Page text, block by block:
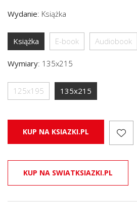
Wydanie: Książka
Książka E-book Audiobook
Wymiary: 135x215
125x195 135x215
KUP NA KSIAZKI.PL
KUP NA SWIATKSIAZKI.PL